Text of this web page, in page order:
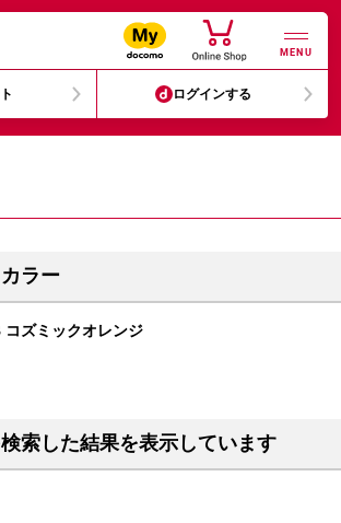
MENU
ログインする
ラー
ズミックオレンジ
索した結果を表示しています